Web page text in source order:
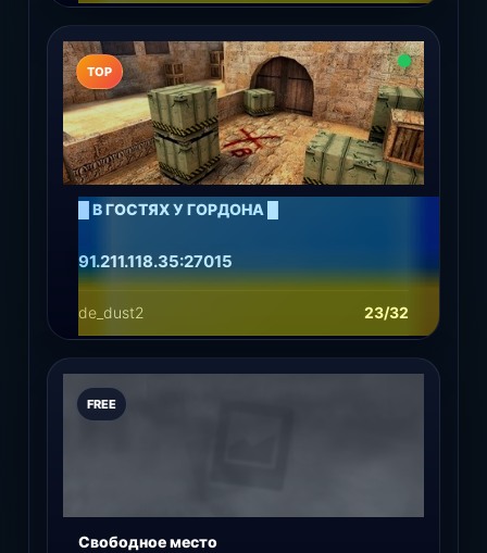
Подробнее Играть
TOP
█ В ГОСТЯХ У ГОРДОНА █
91.211.118.35:27015
de_dust2 23/32
Подробнее Играть
FREE
Свободное место